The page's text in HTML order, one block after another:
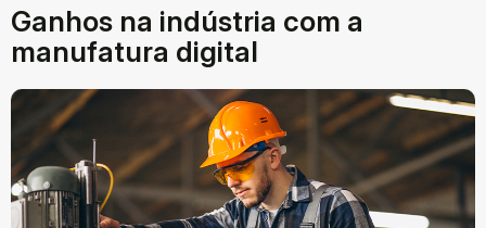
Ganhos na indústria com a
manufatura digital